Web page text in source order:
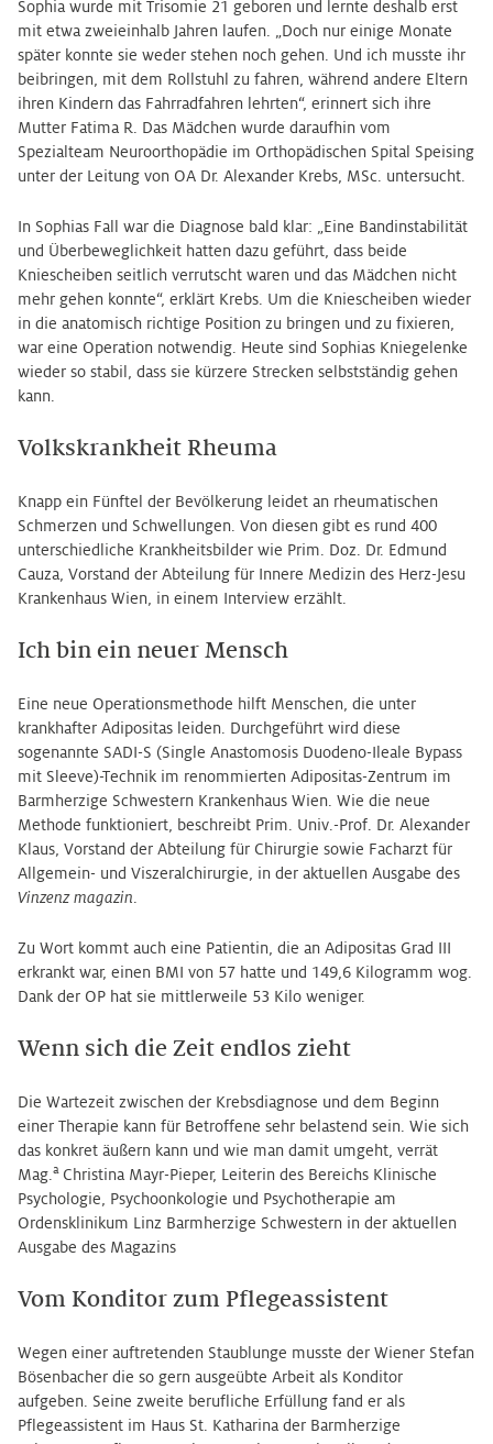
Sophia wurde mit Trisomie 21 geboren und lernte deshalb erst
mit etwa zweieinhalb Jahren laufen. „Doch nur einige Monate
später konnte sie weder stehen noch gehen. Und ich musste ihr
beibringen, mit dem Rollstuhl zu fahren, während andere Eltern
ihren Kindern das Fahrradfahren lehrten“, erinnert sich ihre
Mutter Fatima R. Das Mädchen wurde daraufhin vom
Spezialteam Neuroorthopädie im Orthopädischen Spital Speising
unter der Leitung von OA Dr. Alexander Krebs, MSc. untersucht.
In Sophias Fall war die Diagnose bald klar: „Eine Bandinstabilität
und Überbeweglichkeit hatten dazu geführt, dass beide
Kniescheiben seitlich verrutscht waren und das Mädchen nicht
mehr gehen konnte“, erklärt Krebs. Um die Kniescheiben wieder
in die anatomisch richtige Position zu bringen und zu fixieren,
war eine Operation notwendig. Heute sind Sophias Kniegelenke
wieder so stabil, dass sie kürzere Strecken selbstständig gehen
kann.
Volkskrankheit Rheuma
Knapp ein Fünftel der Bevölkerung leidet an rheumatischen
Schmerzen und Schwellungen. Von diesen gibt es rund 400
unterschiedliche Krankheitsbilder wie Prim. Doz. Dr. Edmund
Cauza, Vorstand der Abteilung für Innere Medizin des Herz-Jesu
Krankenhaus Wien, in einem Interview erzählt.
Ich bin ein neuer Mensch
Eine neue Operationsmethode hilft Menschen, die unter
krankhafter Adipositas leiden. Durchgeführt wird diese
sogenannte SADI-S (Single Anastomosis Duodeno-Ileale Bypass
mit Sleeve)-Technik im renommierten Adipositas-Zentrum im
Barmherzige Schwestern Krankenhaus Wien. Wie die neue
Methode funktioniert, beschreibt Prim. Univ.-Prof. Dr. Alexander
Klaus, Vorstand der Abteilung für Chirurgie sowie Facharzt für
Allgemein- und Viszeralchirurgie, in der aktuellen Ausgabe des
Vinzenz magazin
Zu Wort kommt auch eine Patientin, die an Adipositas Grad III
erkrankt war, einen BMI von 57 hatte und 149,6 Kilogramm wog.
Dank der OP hat sie mittlerweile 53 Kilo weniger.
Wenn sich die Zeit endlos zieht
Die Wartezeit zwischen der Krebsdiagnose und dem Beginn
einer Therapie kann für Betroffene sehr belastend sein. Wie sich
das konkret äußern kann und wie man damit umgeht, verrät
Mag. a Christina Mayr-Pieper, Leiterin des Bereichs Klinische
Psychologie, Psychoonkologie und Psychotherapie am
Ordensklinikum Linz Barmherzige Schwestern in der aktuellen
Ausgabe des Magazins
Vom Konditor zum Pflegeassistent
Wegen einer auftretenden Staublunge musste der Wiener Stefan
Bösenbacher die so gern ausgeübte Arbeit als Konditor
aufgeben. Seine zweite berufliche Erfüllung fand er als
Pflegeassistent im Haus St. Katharina der Barmherzige